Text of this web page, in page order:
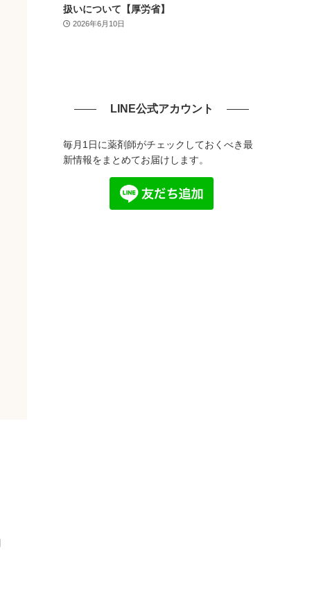
扱いについて【厚労省】
2026年6月10日
LINE公式アカウント
毎月1日に薬剤師がチェックしておくべき最
新情報をまとめてお届けします。